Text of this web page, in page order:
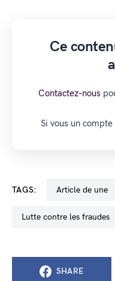
Ce
Contactez-nous
Si vous un
TAGS: Article de une
lutte contre les fraudes
SHARE